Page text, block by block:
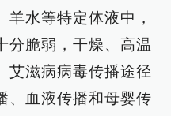
水等特定体液中，
分脆弱，干燥、高温
艾滋病病毒传播途径
、血液传播和母婴传